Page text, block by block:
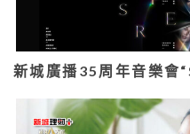
新城廣播35周年音樂